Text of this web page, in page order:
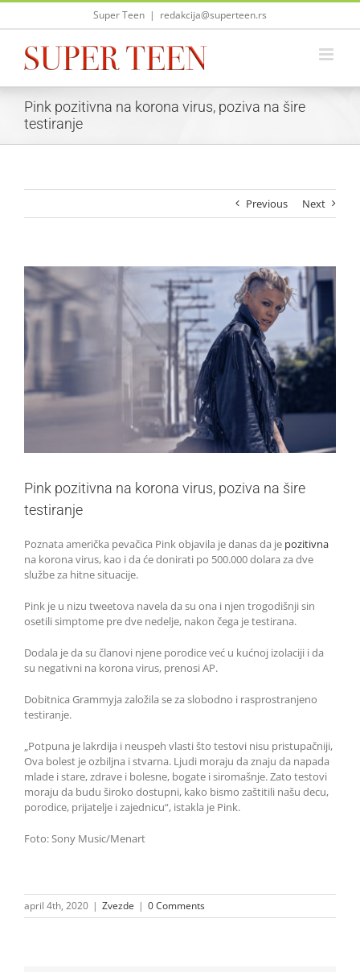
Skip
Super Teen | redakcija@superteen.rs
Pink pozitivna na korona virus, poziva na šire
testiranje
Previous Next
View
Larger
Image
Pink pozitivna na korona virus, poziva na šire
testiranje
Poznata američka pevačica Pink objavila je danas da je pozitivna
na korona virus, kao i da će donirati po 500.000 dolara za dve
službe za hitne situacije.
Pink je u nizu tweetova navela da su ona i njen trogodišnji sin
osetili simptome pre dve nedelje, nakon čega je testirana.
Dodala je da su članovi njene porodice već u kućnoj izolaciji i da
su negativni na korona virus, prenosi AP.
Dobitnica Grammyja založila se za slobodno i rasprostranjeno
testiranje.
„Potpuna je lakrdija i neuspeh vlasti što testovi nisu pristupačniji,
Ova bolest je ozbiljna i stvarna. Ljudi moraju da znaju da napada
mlade i stare, zdrave i bolesne, bogate i siromašnje. Zato testovi
moraju da budu široko dostupni, kako bismo zaštitili našu decu,
porodice, prijatelje i zajednicu“, istakla je Pink.
Foto: Sony Music/Menart
april 4th, 2020 | Zvezde | 0 Comments